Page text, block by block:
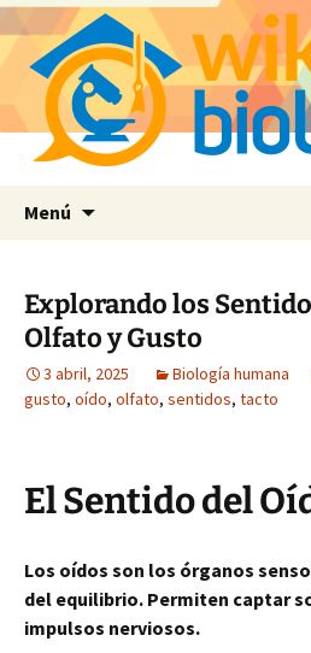
Menú
Explorando los
Olfato y Gusto
3 abril, 2025 Biología humana
gusto, oído, olfato, sentidos, tacto
El Sentido del
Los oídos son los órganos
del equilibrio. Permiten captar
impulsos nerviosos.